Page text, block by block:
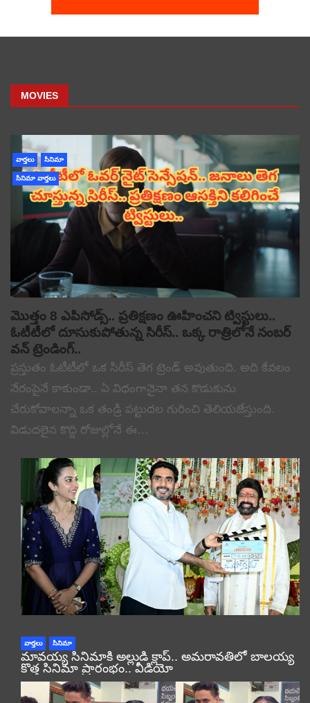
MOVIES
వార్తలు సినిమా
సినిమా వార్తలు
మొత్తం 8 ఎపిసోడ్స్.. ప్రతిక్షణం ఊహించని ట్విస్టులు..
ఓటీటీలో దూసుకుపోతున్న సిరీస్.. ఒక్క రాత్రిలోనే నంబర్
వన్ ట్రెండింగ్..
ప్రస్తుతం ఓటీటీలో ఒక సిరీస్ తెగ ట్రెండ్ అవుతుంది. అది కేవలం
నేరంపైనే కాకుండా.. ఏ విధంగానైనా తన కొడుకును
చేరుకోవాలన్నా ఒక తండ్రి పట్టుదల గురించి తెలియజేస్తుంది.
విడుదలైన కొద్ది రోజుల్లోనే ఈ…
వార్తలు సినిమా
మావయ్య సినిమాకి అల్లుడి క్లాప్.. అమరావతిలో బాలయ్య
కొత్త సినిమా ప్రారంభం.. వీడియో